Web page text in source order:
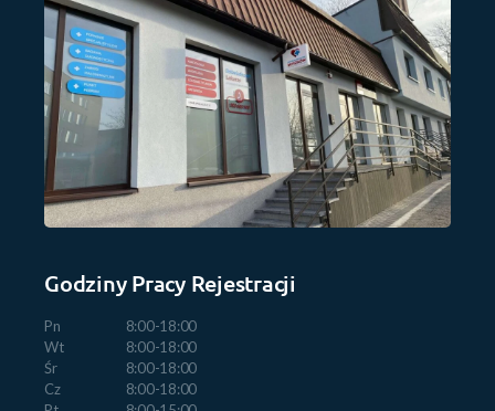
Godziny Pracy Rejestracji
Pn
Wt
Śr
Cz
8:00-18:00
8:00-18:00
8:00-18:00
8:00-18:00